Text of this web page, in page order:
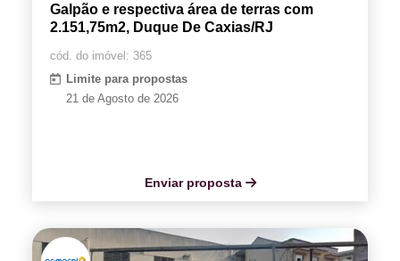
Galpão e respectiva área de terras com
2.151,75m2, Duque De Caxias/RJ
cód. do imóvel: 365
Limite para propostas
21 de Agosto de 2026
Enviar proposta